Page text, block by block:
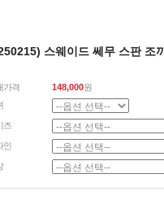
스웨이드 쎄무 스판 조끼
가격 148,000원
즈
인